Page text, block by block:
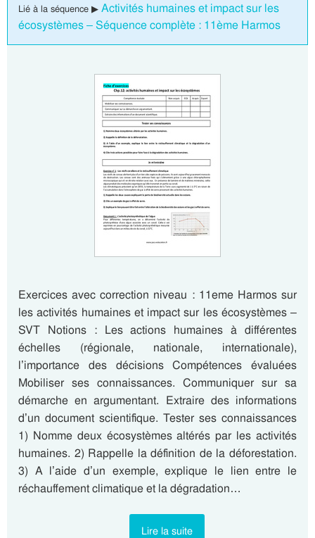
Lié à la séquence ▶ Activités humaines et impact sur les
écosystèmes – Séquence complète : 11ème Harmos
Exercices avec correction niveau : 11eme Harmos sur
les activités humaines et impact sur les écosystèmes –
SVT Notions : Les actions humaines à différentes
échelles (régionale, nationale, internationale),
l’importance des décisions Compétences évaluées
Mobiliser ses connaissances. Communiquer sur sa
démarche en argumentant. Extraire des informations
d’un document scientifique. Tester ses connaissances
1) Nomme deux écosystèmes altérés par les activités
humaines. 2) Rappelle la définition de la déforestation.
3) A l’aide d’un exemple, explique le lien entre le
réchauffement climatique et la dégradation…
Lire la suite